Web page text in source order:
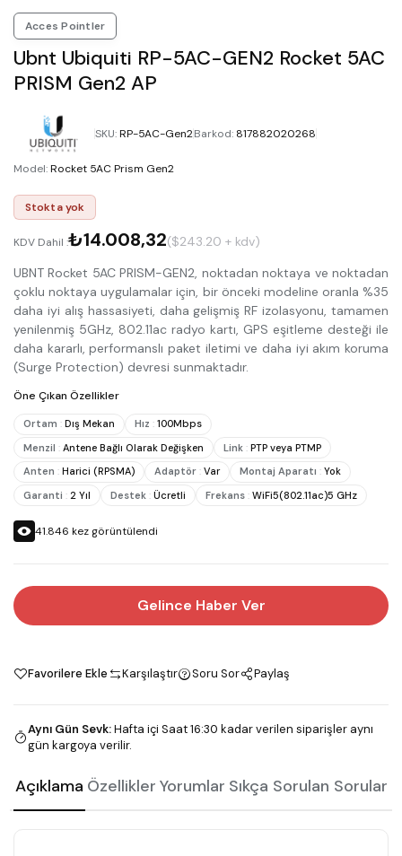
Acces Pointler
Ubnt Ubiquiti RP-5AC-GEN2 Rocket 5AC
PRISM Gen2 AP
SKU:RP-5AC-Gen2Barkod: 817882020268
Model:Rocket 5AC Prism Gen2
Stokta yok
KDV Dahil :₺14.008,32($243.20 + kdv)
UBNT Rocket 5AC PRISM-GEN2, noktadan noktaya ve noktadan
çoklu noktaya uygulamalar için, bir önceki modeline oranla %35
daha iyi alış hassasiyeti, daha gelişmiş RF izolasyonu, tamamen
yenilenmiş 5GHz, 802.11ac radyo kartı, GPS eşitleme desteği ile
daha kararlı, performanslı paket iletimi ve daha iyi akım koruma
(Surge Protection) devresi sunmaktadır.
Öne Çıkan Özellikler
Ortam : Dış Mekan Hız : 100Mbps
Menzil : Antene Bağlı Olarak Değişken Link : PTP veya PTMP
Anten : Harici (RPSMA) Adaptör : Var Montaj Aparatı : Yok
Garanti : 2 Yıl Destek : Ücretli Frekans : WiFi5(802.11ac)5 GHz
41.846 kez görüntülendi
Gelince Haber Ver
Favorilere Ekle Karşılaştır Soru Sor Paylaş
Aynı Gün Sevk:Hafta içi Saat 16:30 kadar verilen siparişler aynı
gün kargoya verilir.
Açıklama Özellikler Yorumlar Sıkça Sorulan Sorular